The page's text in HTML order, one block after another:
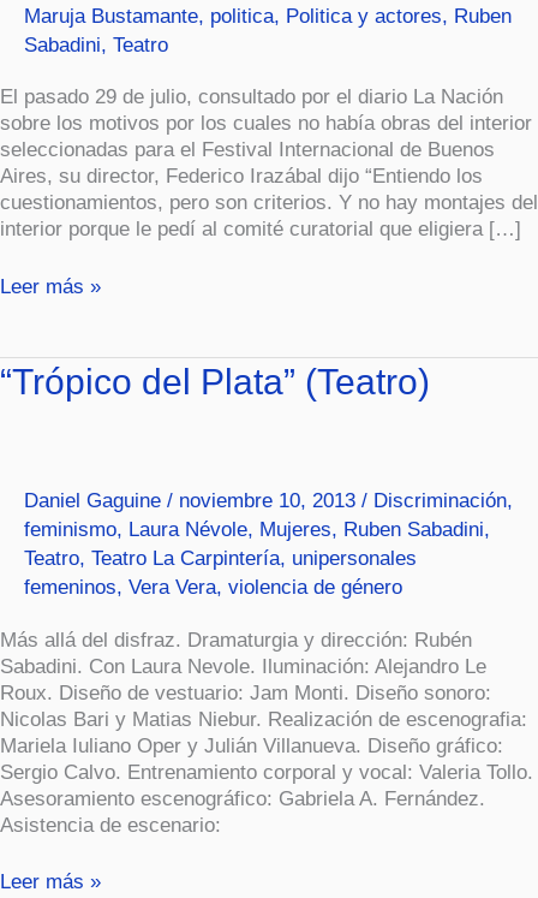
Maruja Bustamante, politica, Politica y actores, Ruben
Sabadini, Teatro
El pasado 29 de julio, consultado por el diario La Nación
sobre los motivos por los cuales no había obras del interior
seleccionadas para el Festival Internacional de Buenos
Aires, su director, Federico Irazábal dijo “Entiendo los
cuestionamientos, pero son criterios. Y no hay montajes del
interior porque le pedí al comité curatorial que eligiera […]
Leer más »
“Trópico del Plata” (Teatro)
Daniel Gaguine / noviembre 10, 2013 / Discriminación,
feminismo, Laura Névole, Mujeres, Ruben Sabadini,
Teatro, Teatro La Carpintería, unipersonales
femeninos, Vera Vera, violencia de género
Más allá del disfraz. Dramaturgia y dirección: Rubén
Sabadini. Con Laura Nevole. Iluminación: Alejandro Le
Roux. Diseño de vestuario: Jam Monti. Diseño sonoro:
Nicolas Bari y Matias Niebur. Realización de escenografia:
Mariela Iuliano Oper y Julián Villanueva. Diseño gráfico:
Sergio Calvo. Entrenamiento corporal y vocal: Valeria Tollo.
Asesoramiento escenográfico: Gabriela A. Fernández.
Asistencia de escenario:
“Trópico
del
Leer más »